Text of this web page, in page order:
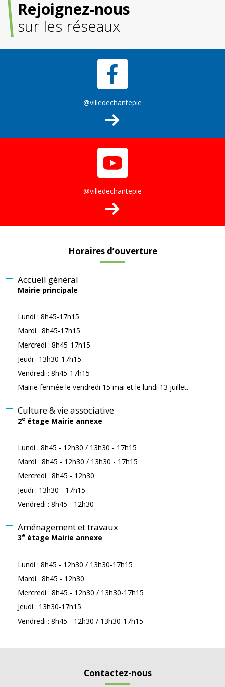
Rejoignez-nous
sur les réseaux
@villedechantepie
@villedechantepie
Horaires d’ouverture
Accueil général
Mairie principale
Lundi : 8h45-17h15
Mardi : 8h45-17h15
Mercredi : 8h45-17h15
Jeudi : 13h30-17h15
Vendredi : 8h45-17h15
Mairie fermée le vendredi 15 mai et le lundi 13 juillet.
Culture & vie associative
2e étage Mairie annexe
Lundi : 8h45 - 12h30 / 13h30 - 17h15
Mardi : 8h45 - 12h30 / 13h30 - 17h15
Mercredi : 8h45 - 12h30
Jeudi : 13h30 - 17h15
Vendredi : 8h45 - 12h30
Aménagement et travaux
3e étage Mairie annexe
Lundi : 8h45 - 12h30 / 13h30-17h15
Mardi : 8h45 - 12h30
Mercredi : 8h45 - 12h30 / 13h30-17h15
Jeudi : 13h30-17h15
Vendredi : 8h45 - 12h30 / 13h30-17h15
Contactez-nous